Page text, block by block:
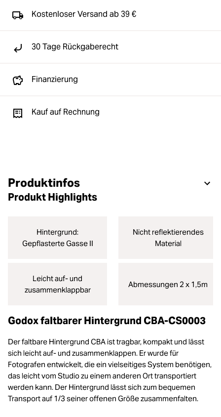
Kostenloser Versand ab 39 €
30 Tage Rückgaberecht
Finanzierung
Kauf auf Rechnung
Produktinfos
Produkt Highlights
Hintergrund:
Gepflasterte Gasse II
Nicht reflektierendes
Material
Leicht auf- und
zusammenklappbar
Abmessungen 2 x 1,5m
Godox faltbarer Hintergrund CBA-CS0003
Der faltbare Hintergrund CBA ist tragbar, kompakt und lässt
sich leicht auf- und zusammenklappen. Er wurde für
Fotografen entwickelt, die ein vielseitiges System benötigen,
das leicht vom Studio zu einem anderen Ort transportiert
werden kann. Der Hintergrund lässt sich zum bequemen
Transport auf 1/3 seiner offenen Größe zusammenfalten.